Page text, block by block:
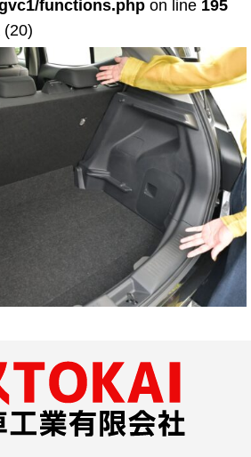
functions.php on line 195
(20)